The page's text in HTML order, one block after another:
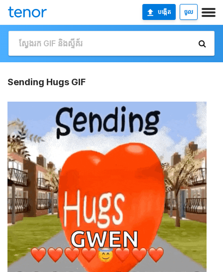
បង្កើត ចូល
Sending Hugs GIF